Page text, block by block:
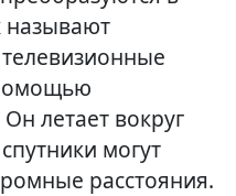
называют
летает вокруг
могут
расстояния.